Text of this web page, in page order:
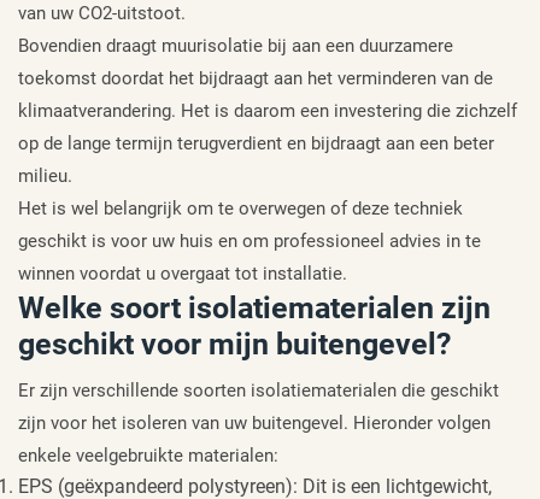
van uw CO2-uitstoot.
Bovendien draagt muurisolatie bij aan een duurzamere
toekomst doordat het bijdraagt aan het verminderen van de
klimaatverandering. Het is daarom een investering die zichzelf
op de lange termijn terugverdient en bijdraagt aan een beter
milieu.
Het is wel belangrijk om te overwegen of deze techniek
geschikt is voor uw huis en om professioneel advies in te
winnen voordat u overgaat tot installatie.
Welke soort isolatiematerialen zijn
geschikt voor mijn buitengevel?
Er zijn verschillende soorten isolatiematerialen die geschikt
zijn voor het isoleren van uw buitengevel. Hieronder volgen
enkele veelgebruikte materialen:
EPS (geëxpandeerd polystyreen): Dit is een lichtgewicht,